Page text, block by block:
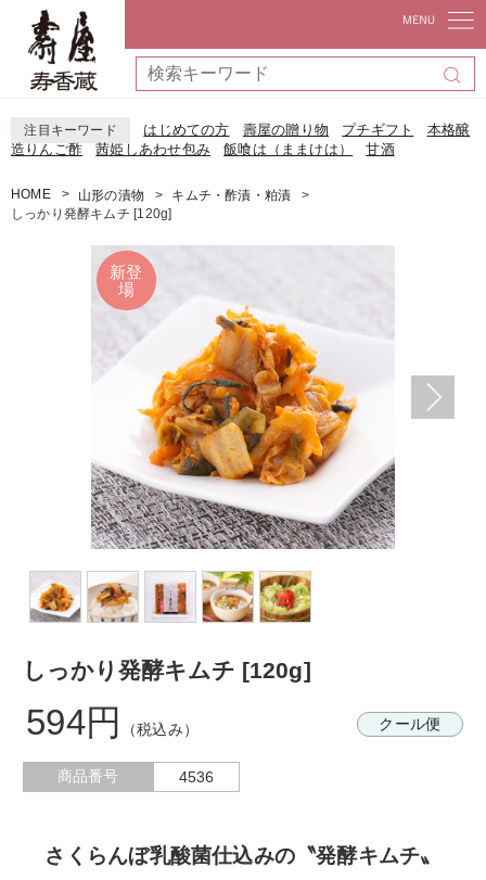
注目キーワード はじめての方 壽屋の贈り物 プチギフト
本格醸
造りんご酢
茜姫しあわせ包み 飯喰は（ままけは） 甘酒
HOME 山形の漬物
キムチ・酢漬・粕漬
しっかり発酵キムチ [120g]
しっかり発酵キムチ [120g]
クール便
594円 （税込み）
商品番号 4536
さくらんぼ乳酸菌仕込みの〝発酵キムチ〟